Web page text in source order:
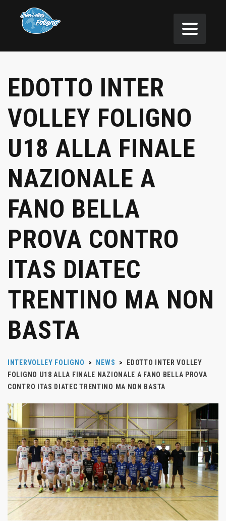
EDOTTO INTER
VOLLEY FOLIGNO
U18 ALLA FINALE
NAZIONALE A
FANO BELLA
PROVA CONTRO
ITAS DIATEC
TRENTINO MA NON
BASTA
INTERVOLLEY FOLIGNO > NEWS >
EDOTTO INTER VOLLEY
FOLIGNO U18 ALLA FINALE NAZIONALE A FANO BELLA PROVA
CONTRO ITAS DIATEC TRENTINO MA NON BASTA